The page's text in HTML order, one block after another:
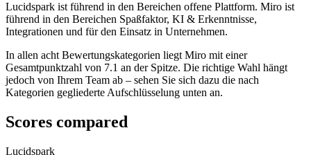
Lucidspark ist führend in den Bereichen offene Plattform. Miro ist
führend in den Bereichen Spaßfaktor, KI & Erkenntnisse,
Integrationen und für den Einsatz in Unternehmen.
In allen acht Bewertungskategorien liegt Miro mit einer
Gesamtpunktzahl von 7.1 an der Spitze. Die richtige Wahl hängt
jedoch von Ihrem Team ab – sehen Sie sich dazu die nach
Kategorien gegliederte Aufschlüsselung unten an.
Scores compared
Lucidspark